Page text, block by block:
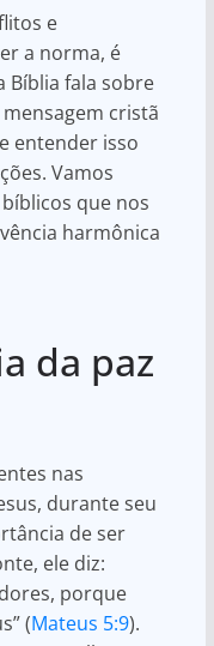
e
a norma, é
Bíblia fala sobre
cristã
entender isso
Vamos
que nos
harmônica
da paz
nas
durante seu
de ser
ele diz:
porque
(Mateus 5:9).